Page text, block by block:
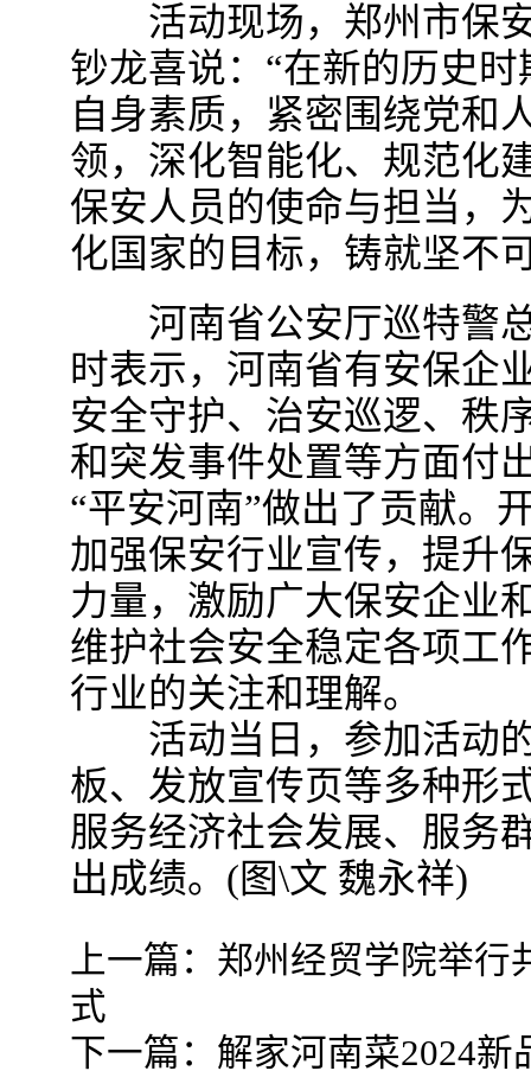
活动现场，郑州市保安
钞龙喜说：“在新的历史
自身素质，紧密围绕党和
领，深化智能化、规范化
保安人员的使命与担当，
化国家的目标，铸就坚不
河南省公安厅巡特警总
时表示，河南省有安保企
安全守护、‌治安巡逻、‌秩
和突发事件处置等方面付
“平安河南”做出了贡献。
加强保安行业宣传，提升
力量，激励广大保安企业
维护社会安全稳定各项工
行业的关注和理解。
活动当日，参加活动的
板、发放宣传页等多种形
服务经济社会发展、服务
出成绩。(图\文 魏永祥)
上一篇： 郑州经贸学院举行
式
下一篇： 解家河南菜2024